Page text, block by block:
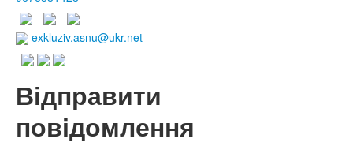
exkluziv.asnu@ukr.net
Відправити
повідомлення